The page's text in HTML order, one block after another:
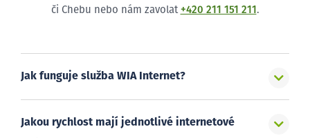
či Chebu nebo nám zavolat +420 211 151 211 .
Jak funguje služba WIA Internet?
Jakou rychlost mají jednotlivé internetové